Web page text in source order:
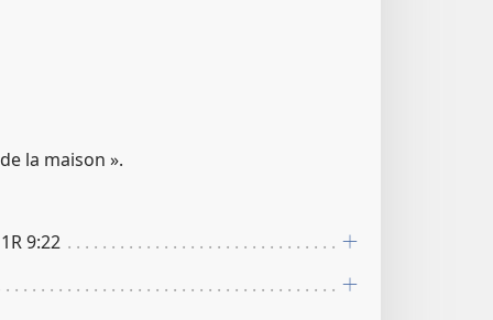
la maison ».
9​:​22